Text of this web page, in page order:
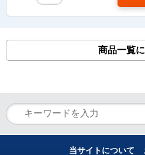
商品一覧
当サイトについて